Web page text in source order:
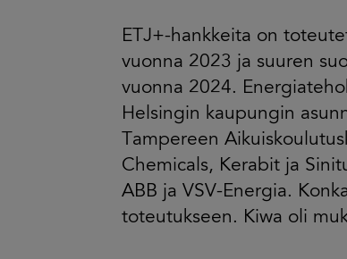
ETJ+-hankkeita on
vuonna 2023 ja suuren
vuonna 2024.
Helsingin kaupungin
Tampereen
Chemicals, Kerabit ja
ABB ja VSV-Energia.
toteutukseen. Kiwa oli